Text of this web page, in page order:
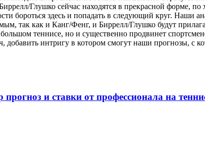
Глушко сейчас находятся в прекрасной форме,
бороться здесь и попадать в следующий круг. Наши
так как и Канг/Фенг, и Биррелл/Глушко будут
большом теннисе, но и существенно продвинет
добавить интригу в котором смогут наши прогнозы, с
и ставки от профессионала на